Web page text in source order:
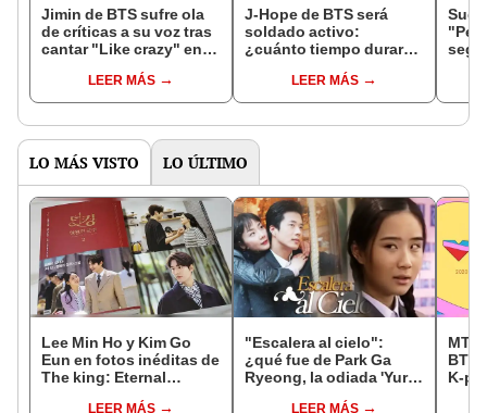
Jimin de BTS sufre ola
de críticas a su voz tras
cantar "Like crazy" en
LEER MÁS
J-Hope de BTS será
soldado activo:
¿cuánto tiempo durará
Ejército?LEER MÁS
LO MÁS VISTO LO ÚLTIMO
Lee Min Ho y Kim Go
Eun en fotos inéditas de
The king: Eternal
LEER MÁS
"Escalera al cielo":
¿qué fue de Park Ga
Ryeong, la odiada 'Yuri'
LEER MÁS
K-